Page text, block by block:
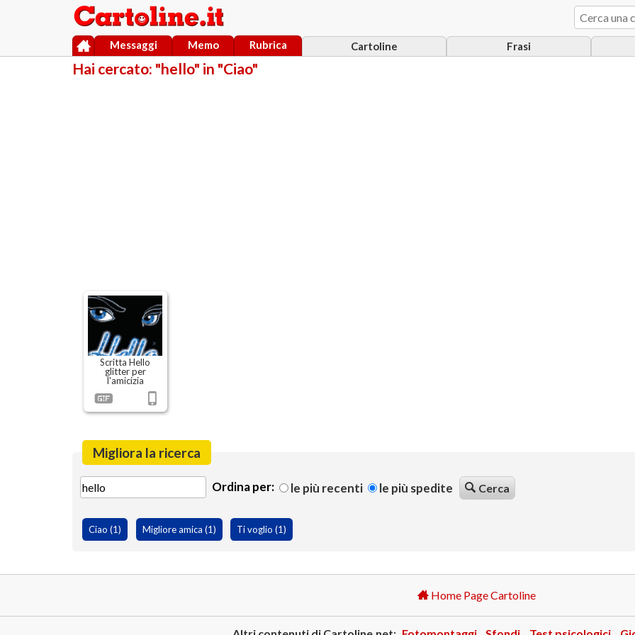
Cartoline Frasi
Messaggi Memo Rubrica
Hai cercato: "hello" in "Ciao"
Scritta Hello
glitter per
l'amicizia
Migliora la ricerca
Ordina per: le più recenti le più spedite Cerca
Ciao (1) Migliore amica (1) Ti voglio (1)
Home Page Cartoline